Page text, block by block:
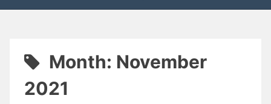
Month: November
2021